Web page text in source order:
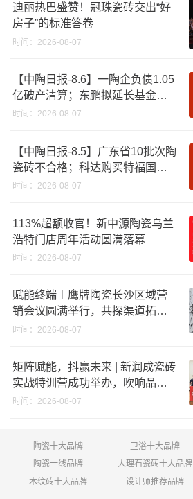
迪丽热巴盛赞！冠珠瓷砖交出“好
房子”的标准答卷
时间：2026-08-07
【中陶日报-8.6】一陶企负债1.05
亿破产清算；东鹏拟延长基金投
资期限；工信部开展建陶行业能
时间：2026-08-07
【中陶日报-8.5】广东省10批次陶
瓷砖不合格；科达购买特福国际
股份申请未通过；蒙娜丽莎5千万
破18亿元
时间：2026-08-07
113%超额收官！新中源陶瓷乌兰
浩特门店周年活动圆满落幕
时间：2026-08-07
赋能终端︱鹰牌陶瓷长沙区域营
销会议圆满举行，共探渠道拓展
与门店升级新路径
时间：2026-08-07
矩阵赋能，抖赢未来 | 新润成瓷砖
实战特训营成功举办，吹响品牌
秋季营销冲锋号！
时间：2026-08-07
陶瓷十大品牌 卫浴十大品牌
陶瓷一线品牌
大理石瓷砖十大品牌
木纹砖十大品牌
设计师推荐品牌